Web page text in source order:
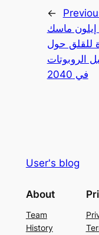
←
إيلون ماسك
للقلق حول
الروبوتات
في 2040
User's blog
About
Team
History